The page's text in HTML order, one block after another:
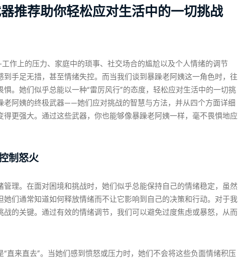
推荐助你轻松应对生活中的一切挑战
作上的压力、家庭中的琐事、社交场合的尴尬以及个人情绪的调节
手足无措，甚至情绪失控。而当我们谈到暴躁老阿姨这一角色时，往
。她们似乎总能以一种“雷厉风行”的态度，轻松应对生活中的一切挑
老阿姨的终极武器——她们应对挑战的智慧与方法，并从四个方面详细
更强大。通过这些武器，你也能够像暴躁老阿姨一样，毫不畏惧地应
制怒火
理。在面对困境和挑战时，她们似乎总能保持自己的情绪稳定，虽然
们通常知道如何释放情绪而不让它影响到自己的决策和行动。对于我
的关键。通过有效的情绪调节，我们可以避免过度焦虑或暴怒，从而
直来直去”。当她们感到愤怒或压力时，她们不会将这些负面情绪积压